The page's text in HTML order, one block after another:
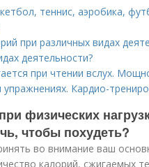
теннис, аэробика,
при различных видах
деятельности?
при чтении вслух.
Кардио-
физических
чтобы похудеть?
во внимание ваш
калорий, сжигаемых